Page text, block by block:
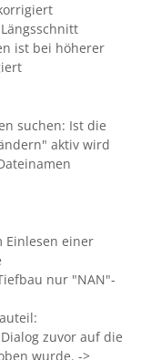
ist bei höherer
suchen: Ist die
aktiv wird
Einlesen einer
nur "NAN"-
zuvor auf die
wurde. ->